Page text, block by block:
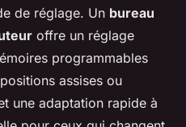
de réglage. Un bureau
offre un réglage
programmables
assises ou
une adaptation rapide à